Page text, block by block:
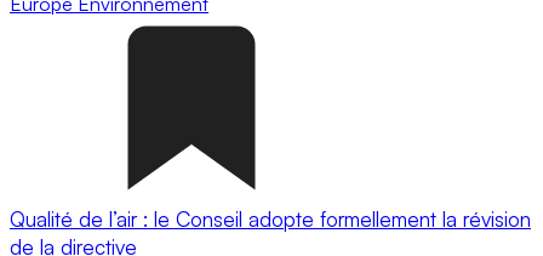
Qualité de l’air : le Conseil adopte formellement la révision
de la directive